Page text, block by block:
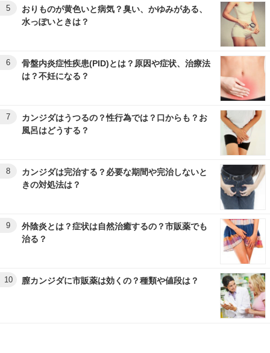
5
おりものが黄色いと病気？臭い、かゆみがある、
水っぽいときは？
6
骨盤内炎症性疾患(PID)とは？原因や症状、治療法
は？不妊になる？
7
カンジダはうつるの？性行為では？口からも？お
風呂はどうする？
8
カンジダは完治する？必要な期間や完治しないと
きの対処法は？
9
外陰炎とは？症状は自然治癒するの？市販薬でも
治る？
10 膣カンジダに市販薬は効くの？種類や値段は？